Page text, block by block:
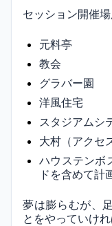
セッション開催
元料亭
教会
グラバー園
洋風住宅
スタジアムシ
大村（アクセ
ハウステンボ
ドを含めて計
夢は膨らむが、
とをやっていけれ